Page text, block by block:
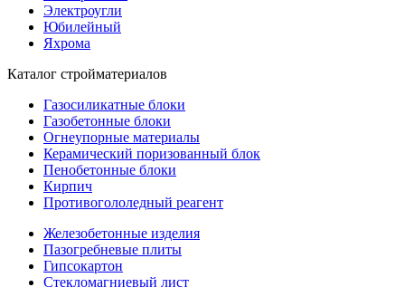
Электроугли
Юбилейный
Яхрома
Каталог стройматериалов
Газосиликатные блоки
Газобетонные блоки
Огнеупорные материалы
Керамический поризованный блок
Пенобетонные блоки
Кирпич
Противогололедный реагент
Железобетонные изделия
Пазогребневые плиты
Гипсокартон
Стекломагниевый лист